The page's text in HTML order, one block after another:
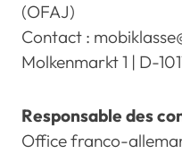
(OFAJ)
Contact :
Molkenmarkt 1 | D-
Responsable des
Office franco-